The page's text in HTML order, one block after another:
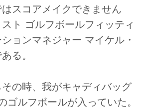
スコアメイクできません
ト ゴルフボールフィッティ
ョンマネジャー マイケル・
る。
の時、我がキャディバッグ
ゴルフボールが入っていた。